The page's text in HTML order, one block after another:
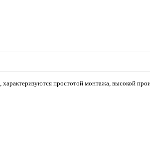
простотой монтажа, высокой